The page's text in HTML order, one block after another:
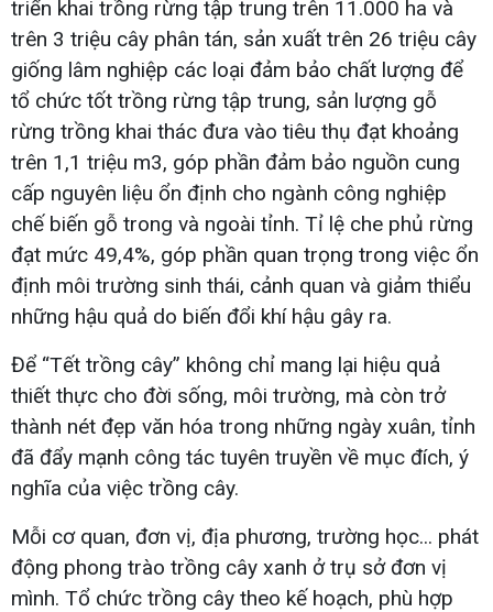
triển khai trồng rừng tập trung trên 11.000 ha và
trên 3 triệu cây phân tán, sản xuất trên 26 triệu cây
giống lâm nghiệp các loại đảm bảo chất lượng để
tổ chức tốt trồng rừng tập trung, sản lượng gỗ
rừng trồng khai thác đưa vào tiêu thụ đạt khoảng
trên 1,1 triệu m3, góp phần đảm bảo nguồn cung
cấp nguyên liệu ổn định cho ngành công nghiệp
chế biến gỗ trong và ngoài tỉnh. Tỉ lệ che phủ rừng
đạt mức 49,4%, góp phần quan trọng trong việc ổn
định môi trường sinh thái, cảnh quan và giảm thiểu
những hậu quả do biến đổi khí hậu gây ra.
Để “Tết trồng cây” không chỉ mang lại hiệu quả
thiết thực cho đời sống, môi trường, mà còn trở
thành nét đẹp văn hóa trong những ngày xuân, tỉnh
đã đẩy mạnh công tác tuyên truyền về mục đích, ý
nghĩa của việc trồng cây.
Mỗi cơ quan, đơn vị, địa phương, trường học... phát
động phong trào trồng cây xanh ở trụ sở đơn vị
mình. Tổ chức trồng cây theo kế hoạch, phù hợp